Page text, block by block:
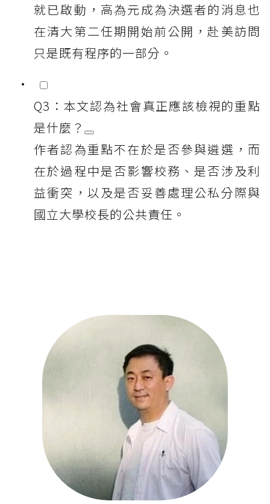
就已啟動，高為元成為決選者的消息也
在清大第二任期開始前公開，赴美訪問
只是既有程序的一部分。
Q3：本文認為社會真正應該檢視的重點
是什麼？
作者認為重點不在於是否參與遴選，而
在於過程中是否影響校務、是否涉及利
益衝突，以及是否妥善處理公私分際與
國立大學校長的公共責任。